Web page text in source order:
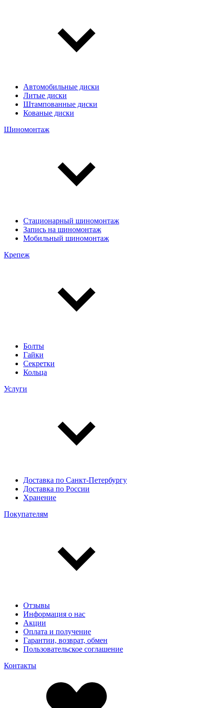
Автомобильные диски
Литые диски
Штампованные диски
Кованые диски
Шиномонтаж
Стационарный шиномонтаж
Запись на шиномонтаж
Мобильный шиномонтаж
Крепеж
Болты
Гайки
Секретки
Кольца
Услуги
Доставка по Санкт-Петербургу
Доставка по России
Хранение
Покупателям
Отзывы
Информация о нас
Акции
Оплата и получение
Гарантии, возврат, обмен
Пользовательское соглашение
Контакты